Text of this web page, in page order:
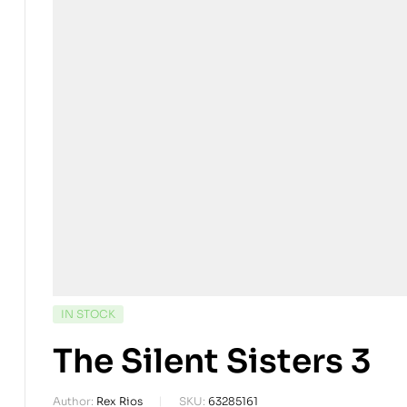
IN STOCK
The Silent Sisters 3
Author: Rex Rios SKU: 63285161